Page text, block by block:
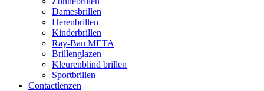
Damesbrillen
Herenbrillen
Kinderbrillen
Ray-Ban META
Brillenglazen
Kleurenblind brillen
Sportbrillen
Contactlenzen